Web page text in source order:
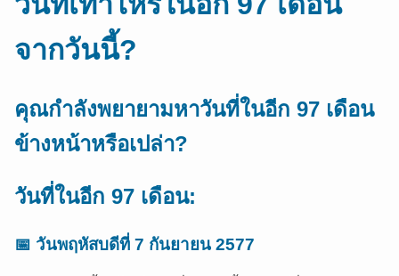
จากวันนี้?
คุณกำลังพยายามหาวันที่ในอีก 97 เดือน
ข้างหน้าหรือเปล่า?
วันที่ในอีก 97 เดือน:
📅 วันพฤหัสบดีที่ 7 กันยายน 2577